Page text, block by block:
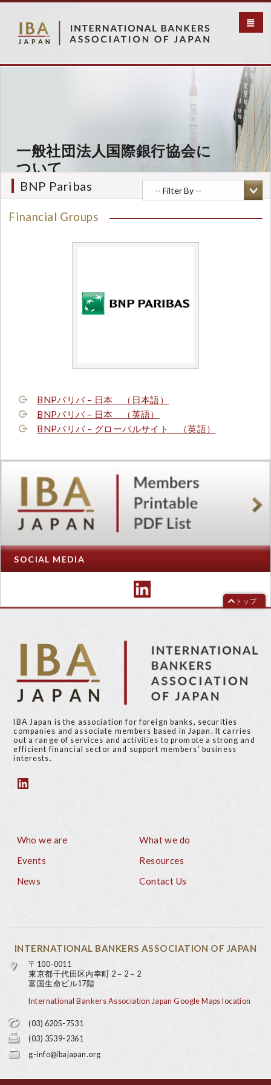
メ
一般社団法人国際銀行協会に
ついて
BNP Paribas
Financial Groups
BNPパリバ – 日本 （日本語）
BNPパリバ – 日本 （英語）
BNPパリバ – グローバルサイト （英語）
SOCIAL MEDIA
トップ
IBA Japan is the association for foreign banks, securities
companies and associate members based in Japan. It carries
out a range of services and activities to promote a strong and
efficient financial sector and support members’ business
interests.
Who we are
What we do
Events
Resources
News
Contact Us
INTERNATIONAL BANKERS ASSOCIATION OF JAPAN
〒100-0011
東京都千代田区内幸町 2－2－2
富国生命ビル17階
International Bankers Association Japan Google Maps location
(03) 6205-7531
(03) 3539-2361
g-info@ibajapan.org